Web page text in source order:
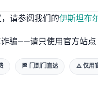
请参阅我们的伊斯坦布
🏁 门到门直达 ⚠️ 仅用